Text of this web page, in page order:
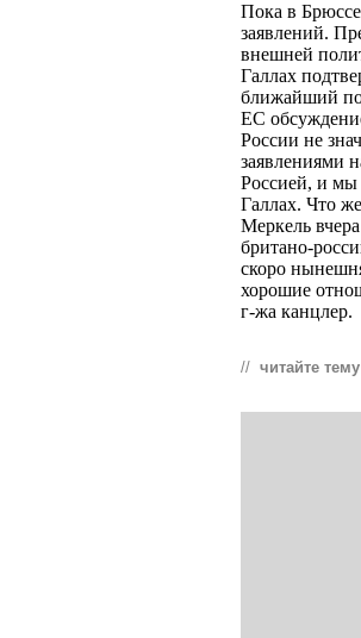
Пока в
заявлений.
внешней
Галлах
ближайший
ЕС
России не
заявлениями
Россией, и мы
Галлах. Что
Меркель
британо-
скоро
хорошие
г-жа канцлер.
// читайте тему